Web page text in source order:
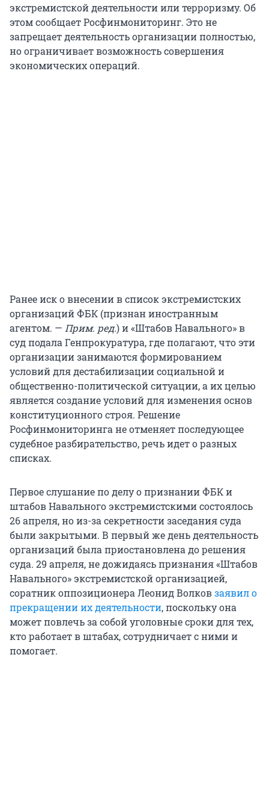
экстремистской деятельности или терроризму. Об
этом сообщает Росфинмониторинг. Это не
запрещает деятельность организации полностью,
но ограничивает возможность совершения
экономических операций.
Ранее иск о внесении в список экстремистских
организаций ФБК (признан иностранным
агентом. — Прим. ред.) и «Штабов Навального» в
суд подала Генпрокуратура, где полагают, что эти
организации занимаются формированием
условий для дестабилизации социальной и
общественно-политической ситуации, а их целью
является создание условий для изменения основ
конституционного строя. Решение
Росфинмониторинга не отменяет последующее
судебное разбирательство, речь идет о разных
списках.
Первое слушание по делу о признании ФБК и
штабов Навального экстремистскими состоялось
26 апреля, но из-за секретности заседания суда
были закрытыми. В первый же день деятельность
организаций была приостановлена до решения
суда. 29 апреля, не дожидаясь признания «Штабов
Навального» экстремистской организацией,
соратник оппозиционера Леонид Волковзаявил о
прекращении их деятельности, поскольку она
может повлечь за собой уголовные сроки для тех,
кто работает в штабах, сотрудничает с ними и
помогает.